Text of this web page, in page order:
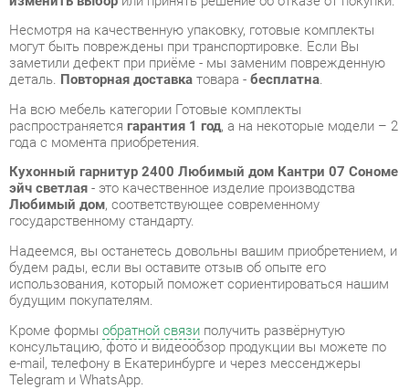
На всю мебель категории Готовые комплекты
распространяетсягарантия 1 год, а на некоторые модели – 2
года с момента приобретения.
Кухонный гарнитур 2400 Любимый дом Кантри 07 Сономе
эйч светлая- это качественное изделие производства
Любимый дом, соответствующее современному
государственному стандарту.
Надеемся, вы останетесь довольны вашим приобретением, и
будем рады, если вы оставите отзыв об опыте его
использования, который поможет сориентироваться нашим
будущим покупателям.
Кроме формыобратной связиполучить развёрнутую
e-mail, телефону в Екатеринбурге и через мессенджеры
Telegram и WhatsApp.
Готовые комплекты также можно сравнить между собой в
дом Кантри 07 Сономе эйч светлая, самостоятельно забрав
его с нашего центрального склада в г. Екатеринбург. Полный
список адресов и магазинов смотрите на странице
контактов.